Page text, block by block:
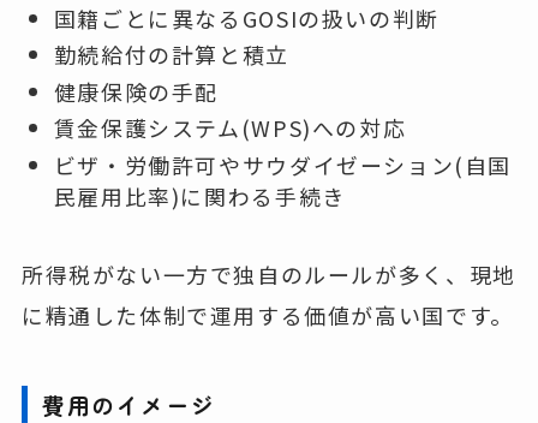
国籍ごとに異なるGOSIの扱いの判断
勤続給付の計算と積立
健康保険の手配
賃金保護システム(WPS)への対応
ビザ・労働許可やサウダイゼーション(自国
民雇用比率)に関わる手続き
所得税がない一方で独自のルールが多く、現地
に精通した体制で運用する価値が高い国です。
費用のイメージ